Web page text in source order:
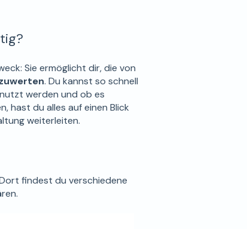
Sie ermöglicht dir, die von
. Du kannst so schnell
werden und ob es
hast du alles auf einen Blick
weiterleiten​​.
Dort findest du verschiedene